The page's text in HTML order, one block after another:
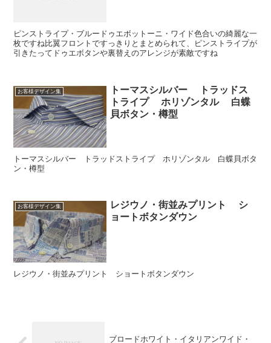
ピンストライプ・ブルードゥエボットーニ・ワイド色合いの綺麗な一
枚ですね比翼フロントですっきりとまとめられて、ピンストライプが
引きたってドゥエボタンや裏替えのアレンジが素敵ですね
お客様デザイン集
トーマスシルバー トラッドス
トライプ ホリゾンタル 白蝶
貝ボタン・樽型
トーマスシルバー トラッドストライプ ホリゾンタル 白蝶貝ボタ
ン・樽型
お客様デザイン集
レジウノ・街並みプリント シ
ョートボタンダウン
レジウノ・街並みプリント ショートボタンダウン
ブロードホワイト・イタリアンワイド・